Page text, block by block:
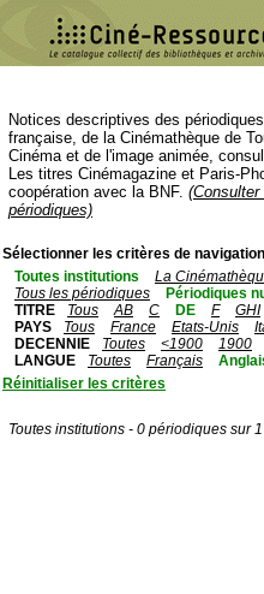
Notices descriptives des
française, de la Cinémathèque de
Cinéma et de l'image animée,
Les titres Cinémagazine et Paris-
coopération avec la BNF.
périodiques)
Sélectionner les critères de
Toutes institutions
La
Tous les périodiques
Périodiques
TITRE
Tous AB C DE F
GHI
PAYS
Tous France Etats-Unis
DECENNIE
Toutes <1900
1900
LANGUE
Toutes Français
Réinitialiser les critères
Toutes institutions - 0 périodiques sur